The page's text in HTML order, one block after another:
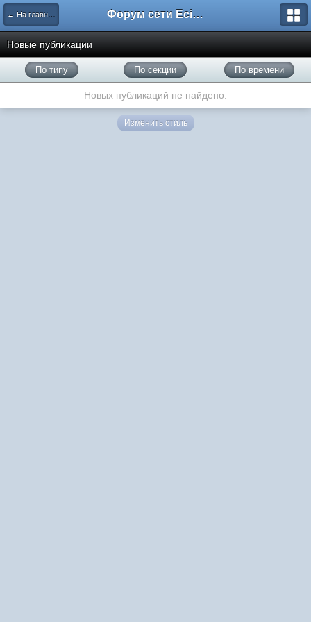
← На главную Форум сети EciлNet
Новые публикации
По типу По секции По времени
Новых публикаций не найдено.
Изменить стиль